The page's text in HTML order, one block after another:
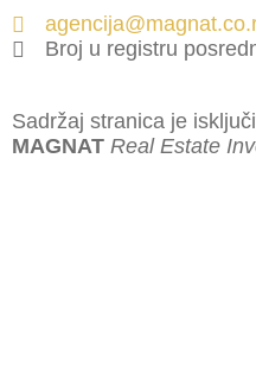
Broj u registru
Sadržaj stranica je
MAGNAT Real Estate